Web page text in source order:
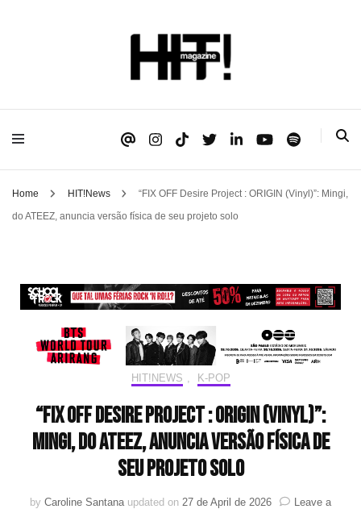
HIT!Magazine
Home HIT!News
“FIX OFF Desire Project : ORIGIN (Vinyl)”: Mingi,
do ATEEZ, anuncia versão física de seu projeto solo
HIT!NEWS K-POP
“FIX OFF Desire Project : ORIGIN (Vinyl)”:
Mingi, do ATEEZ, anuncia versão física de
seu projeto solo
by Caroline Santana updated on 27 de April de 2026
Leave a